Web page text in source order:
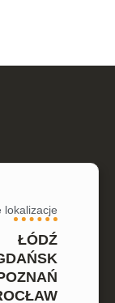
lokalizacje
ŁÓDŹ